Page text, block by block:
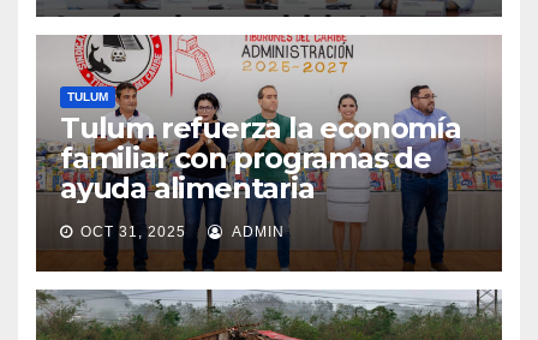
TULUM
Tulum refuerza la economía
familiar con programas de
ayuda alimentaria
OCT 31, 2025 ADMIN